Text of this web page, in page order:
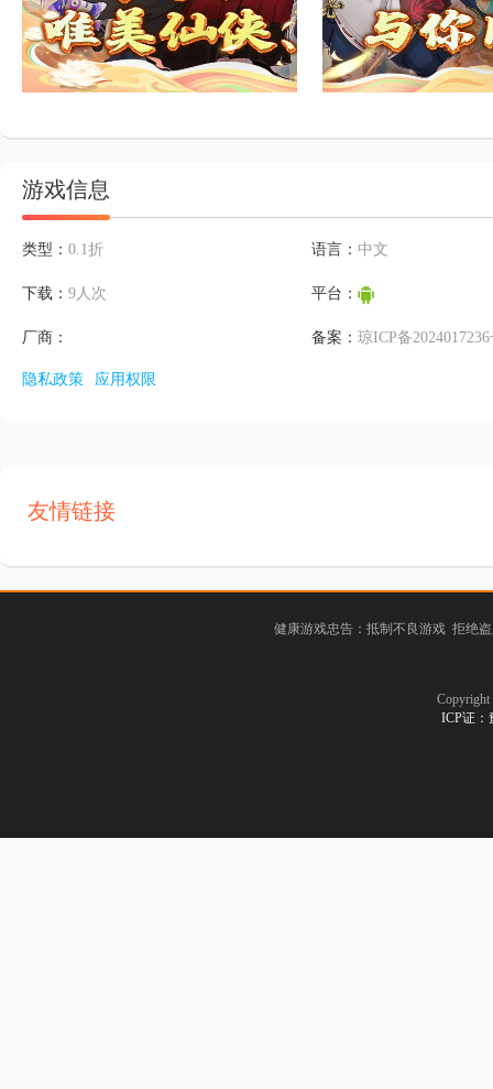
游戏信息
类型： 0.1折 语言： 中文
下载： 9人次 平台：
厂商： 备案：琼ICP备
隐私政策 应用权限
友情链接
健康游戏忠告：抵制不良游戏 拒绝
ICP证：